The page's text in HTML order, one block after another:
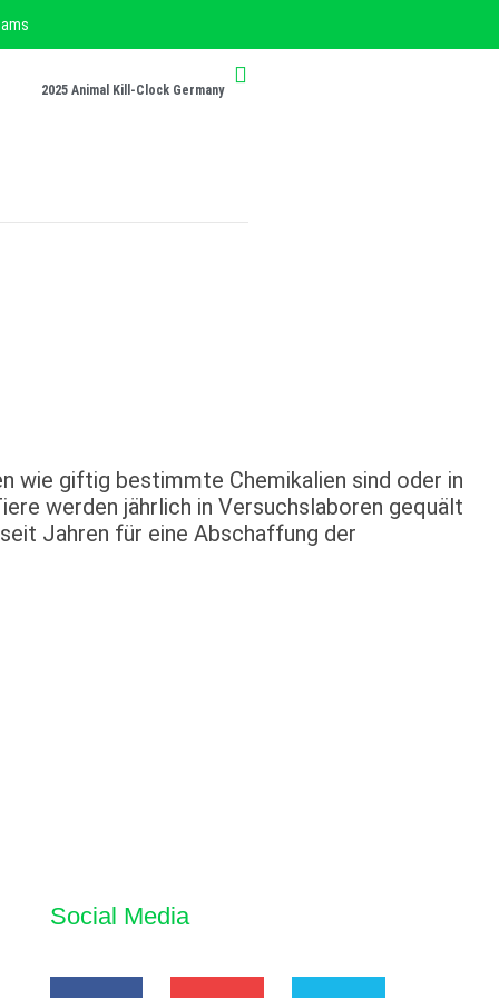
2025 Animal Kill-Clock Germany
wie giftig bestimmte Chemikalien sind oder in
werden jährlich in Versuchslaboren gequält
Jahren für eine Abschaffung der
Social Media
a
o
w
n